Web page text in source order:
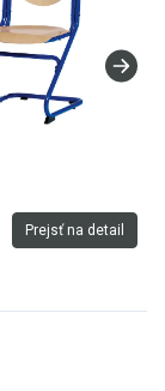
Prejsť na detail